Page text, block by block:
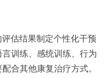
估结果制定个性化干预
训练、感统训练、行为
合其他康复治疗方式。